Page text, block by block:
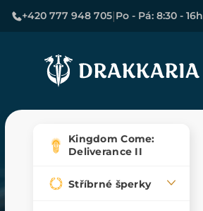
+420 777 948 705|Po - Pá: 8:30 - 16h
Kingdom Come:
Deliverance II
Stříbrné šperky